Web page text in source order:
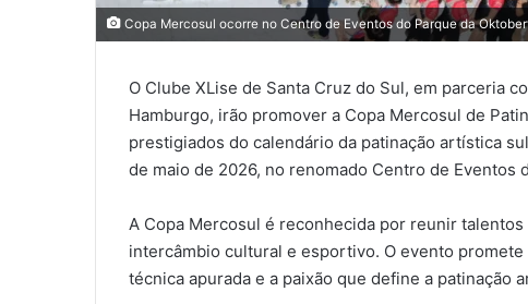
Copa Mercosul ocorre no Centro de Eventos do Parque da
O Clube XLise de Santa Cruz do Sul, em parceria
Hamburgo, irão promover a Copa Mercosul de
prestigiados do calendário da patinação artística
de maio de 2026, no renomado Centro de Eventos
A Copa Mercosul é reconhecida por reunir
intercâmbio cultural e esportivo. O evento
técnica apurada e a paixão que define a patinação